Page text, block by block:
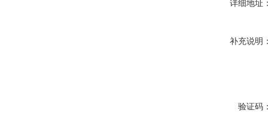
详细地址
补充说明
验证码